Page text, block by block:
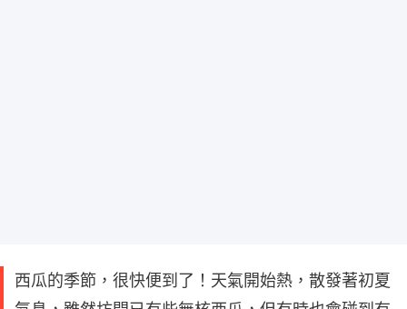
西瓜的季節，很快便到了！天氣開始熱，散發著初夏